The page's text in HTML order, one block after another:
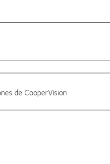
de CooperVision